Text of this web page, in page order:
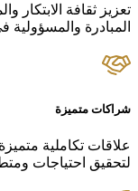
تعزيز ثقافة
المبادرة
شراكات متميزة
علاقات تكاملية
لتحقيق احتياجات